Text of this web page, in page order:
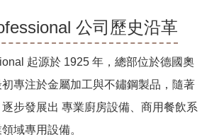
公司歷史沿革
起源於 1925 年，總部位於德國奧
專注於金屬加工與不鏽鋼製品，隨著
步發展出 專業廚房設備、商用餐飲系
域專用設備。